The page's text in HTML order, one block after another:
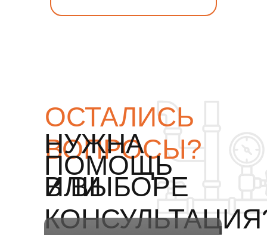
ОСТАЛИСЬ
ВОПРОСЫ?
ИЛИ
НУЖНА
ПОМОЩЬ
В ВЫБОРЕ